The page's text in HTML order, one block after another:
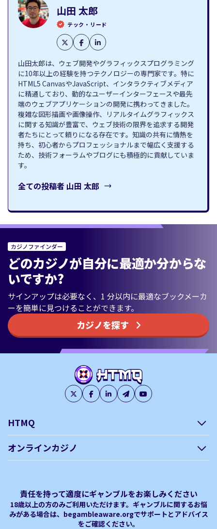
山田 太郎
テック・リード
山田太郎は、ウェブ開発やグラフィックスプログラミング
に10年以上の経験を持つテクノロジーの専門家です。特に
HTML5 CanvasやJavaScript、インタラクティブメディア
に精通しており、動的なユーザーインターフェースや最先
端のウェブアプリケーションの開発に携わってきました。
複雑な図形描画や画像操作、リアルタイムグラフィックス
に関する知識が豊富で、ウェブ技術の限界を追求する開発
者たちにとって頼りになる存在です。知識の共有に情熱を
持ち、初心者からプロフェッショナルまで幅広く支援する
ため、技術フォーラムやブログにも積極的に貢献していま
す。
全ての投稿者 山田 太郎
カジノファインダー
どのカジノが自分に最適か分からな
いですか?
サインアップは必要なく、1 分以内に最適なブックメーカ
ーを簡単に見つけることができます。
カジノを探す
HTMQ
オンラインカジノ
オンラインカジノ フリースピ
ン おすすめ
Plinko｜プリンコとは？
オンラインカジノ最新サイト
オンラインカジノボーナス
責任を持って適度にギャンブルをお楽しみください
18歳以上の方のみご利用いただけます。ギャンブルに関するお悩
みがある場合は、begambleaware.orgでサポートとアドバイス
をご確認ください。